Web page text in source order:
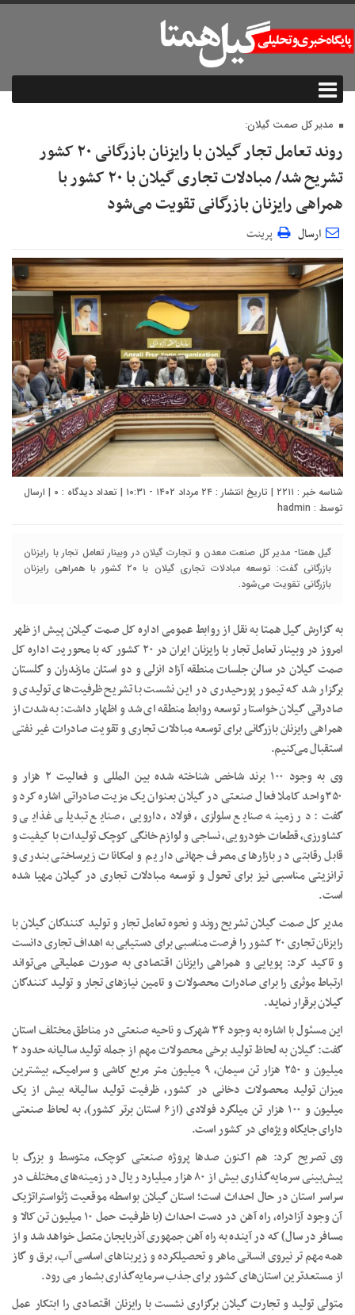
مدیر کل صمت گیلان:
روند تعامل تجار گیلان با رایزنان بازرگانی ۲۰ کشور
تشریح شد/ مبادلات تجاری گیلان با ۲۰ کشور با
همراهی رایزنان بازرگانی تقویت می‌شود
ارسال پرینت
شناسه خبر : ۲۲۱۱ | تاریخ انتشار : ۲۴ مرداد ۱۴۰۲ - ۱۰:۳۱ | تعداد دیدگاه : ۰ | ارسال
توسط : hadmin
گیل همتا- مدیر کل صنعت معدن و تجارت گیلان در وبینار تعامل تجار با رایزنان
بازرگانی گفت: توسعه مبادلات تجاری گیلان با ۲۰ کشور با همراهی رایزنان
بازرگانی تقویت می‌شود.
به گزارش گیل همتا به نقل از روابط عمومی اداره کل صمت گیلان پیش از ظهر
امروز در وبینار تعامل تجار با رایزنان ایران در ۲۰ کشور که با محوریت اداره کل
صمت گیلان در سالن جلسات منطقه آزاد انزلی و دو استان مازندران و گلستان
برگزار شد که تیمور پورحیدری در این نشست با تشریح ظرفیت‌های تولیدی و
صادراتی گیلان خواستار توسعه روابط منطقه ای شد و اظهار داشت: به شدت از
همراهی رایزنان بازرگانی برای توسعه مبادلات تجاری و تقویت صادرات غیر نفتی
استقبال می‌کنیم.
وی به وجود ۱۰۰ برند شاخص شناخته شده بین المللی و فعالیت ۲ هزار و
۳۵۰واحد کاملا فعال صنعتی در گیلان بعنوان یک مزیت صادراتی اشاره کرد و
گفت: در زمینه صنایع سلولزی، فولاد، دارویی، صنایع تبدیلی غذایی و
کشاورزی، قطعات خودرویی، نساجی و لوازم خانگی کوچک تولیدات با کیفیت و
قابل رقابتی در بازارهای مصرف جهانی داریم و امکانات زیرساختی بندری و
ترانزیتی مناسبی نیز برای تحول و توسعه مبادلات تجاری در گیلان مهیا شده
است.
مدیر کل صمت گیلان تشریح روند و نحوه تعامل تجار و تولید کنندگان گیلان با
رایزنان تجاری ۲۰ کشور را فرصت مناسبی برای دستیابی به اهداف تجاری دانست
و تاکید کرد: پویایی و همراهی رایزنان اقتصادی به صورت عملیاتی می‌تواند
ارتباط موثری را برای صادرات محصولات و تامین نیازهای تجار و تولید کنندگان
گیلان برقرار نماید.
این مسئول با اشاره به وجود ۳۴ شهرک و ناحیه صنعتی در مناطق مختلف استان
گفت: گیلان به لحاظ تولید برخی محصولات مهم از جمله تولید سالیانه حدود ۲
میلیون و ۲۵۰ هزار تن سیمان، ۹ میلیون متر مربع کاشی و سرامیک، بیشترین
میزان تولید محصولات دخانی در کشور، ظرفیت تولید سالیانه بیش از یک
میلیون و ۱۰۰ هزار تن میلگرد فولادی (از۶ استان برتر کشور)، به لحاظ صنعتی
دارای جایگاه ویژه‌ای در کشور است.
وی تصریح کرد: هم اکنون صدها پروژه صنعتی کوچک، متوسط و بزرگ با
پیش‌بینی سرمایه‌گذاری بیش از ۸۰ هزار میلیارد ریال در زمینه‌های مختلف در
سراسر استان در حال احداث است؛ استان گیلان بواسطه موقعیت ژئواستراتژیک
آن وجود آزادراه، راه آهن در دست احداث (با ظرفیت حمل ۱۰ میلیون تن کالا و
مسافر در سال) که در آینده به راه آهن جمهوری آذربایجان متصل خواهد شد و از
همه مهم تر نیروی انسانی ماهر و تحصیلکرده و زیربناهای اساسی آب، برق و گاز
از مستعدترین استان‌های کشور برای جذب سرمایه‌گذاری بشمار می رود.
متولی تولید و تجارت گیلان برگزاری نشست با رایزنان اقتصادی را ابتکار عمل